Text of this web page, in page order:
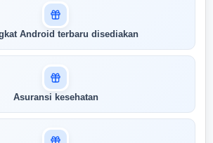
melihat skor
AI Anda
cocok keahlian
dengan peran ini
Android terbaru disediakan
Asuransi kesehatan